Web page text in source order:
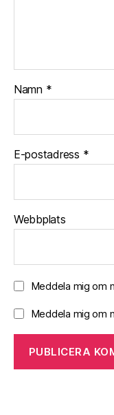
Namn *
E-postadress *
Webbplats
Meddela mig om
Meddela mig om